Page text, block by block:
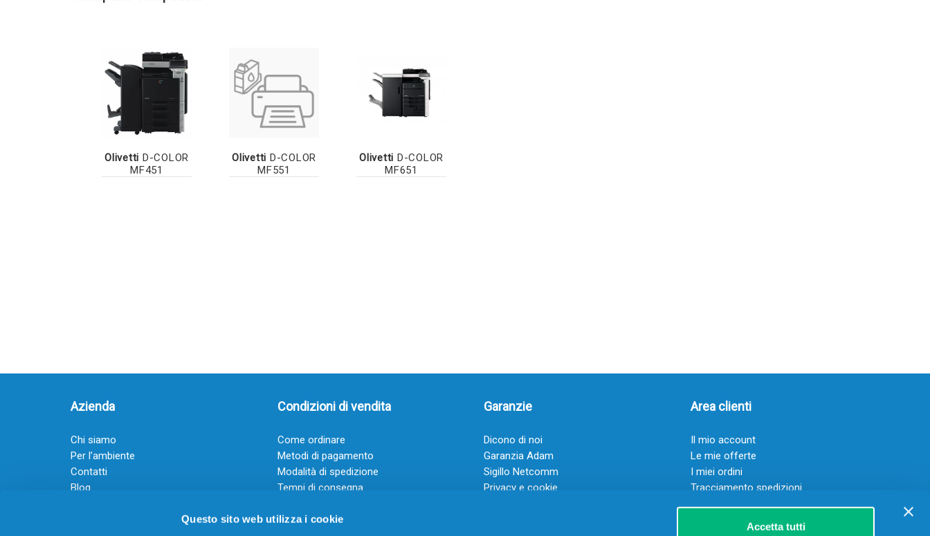
Questo sito web utilizza i cookie
Accetta tutti
Olivetti D-COLOR
MF451
Olivetti D-COLOR
MF551
Olivetti D-COLOR
MF651
Azienda
Chi siamo
Per l’ambiente
Contatti
Blog
Guadagna con il Dropship
Condizioni di vendita
Come ordinare
Metodi di pagamento
Modalità di spedizione
Tempi di consegna
Garanzie
Dicono di noi
Garanzia Adam
Sigillo Netcomm
Privacy e cookie
Area clienti
Il mio account
Le mie offerte
I miei ordini
Tracciamento spedizioni
Resi
Servizio clienti